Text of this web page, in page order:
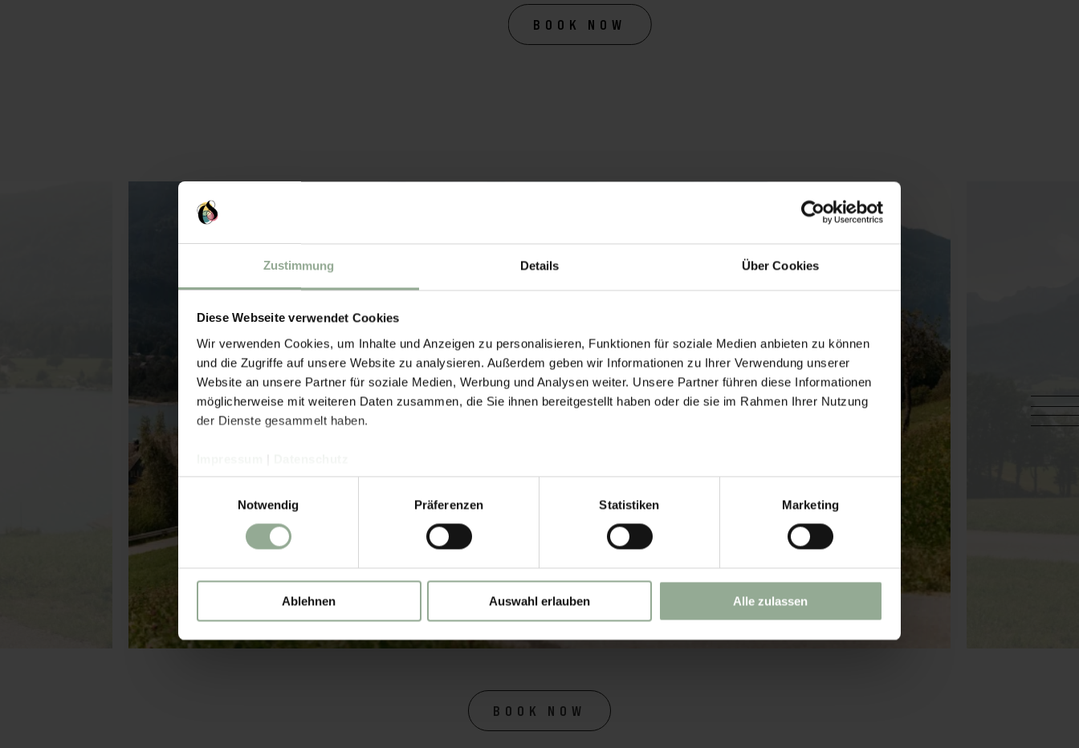
Zustimmung Details Über Cookies
Diese Webseite verwendet Cookies
Wir verwenden Cookies, um Inhalte und Anzeigen zu personalisieren, Funktionen für soziale Medien anbieten zu können
und die Zugriffe auf unsere Website zu analysieren. Außerdem geben wir Informationen zu Ihrer Verwendung unserer
Website an unsere Partner für soziale Medien, Werbung und Analysen weiter. Unsere Partner führen diese Informationen
möglicherweise mit weiteren Daten zusammen, die Sie ihnen bereitgestellt haben oder die sie im Rahmen Ihrer Nutzung
der Dienste gesammelt haben.
Notwendig
Präferenzen Statistiken Marketing
Ablehnen Auswahl erlauben Alle zulassen
BOOK NOW
BOOK NOW